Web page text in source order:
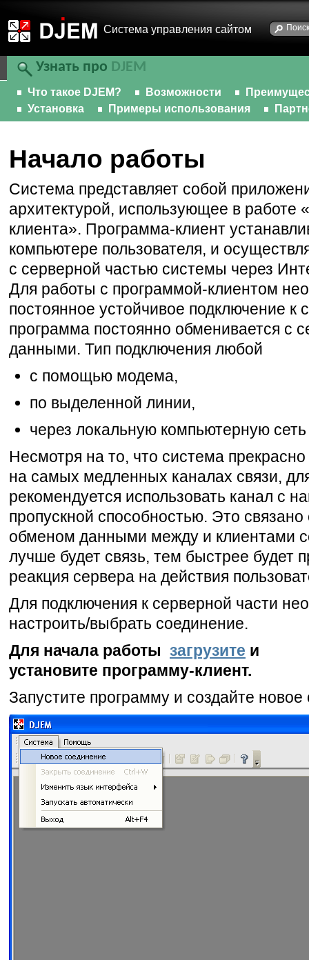
Cистема управления сайтом
Узнать про DJEM
Что такое DJEM? Возможности
Установка
Примеры использования
Начало работы
Система представляет собой
архитектурой, использующее в работе
клиента». Программа-клиент
компьютере пользователя, и
с серверной частью системы через
Для работы с программой-клиентом
постоянное устойчивое подключение к
программа постоянно обменивается с
данными. Тип подключения любой
с помощью модема,
по выделенной линии,
через локальную компьютерную
Несмотря на то, что система
на самых медленных каналах связи,
рекомендуется использовать канал с
пропускной способностью. Это
обменом данными между и клиентами
лучше будет связь, тем быстрее будет
реакция сервера на действия
Для подключения к серверной части
настроить/выбрать соединение.
Для начала работы загрузите и
установите программу-клиент.
Запустите программу и создайте